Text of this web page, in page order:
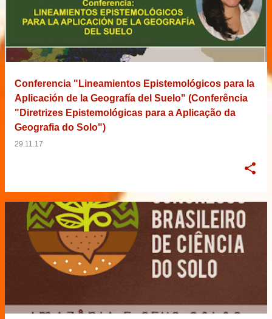
Conferencia "Lineamientos Epistemológicos para la
Aplicación de la Geografía del Suelo" (Conferência
"Diretrizes Epistemológicas para a Aplicação da
Geografia do Solo")
29.11.17